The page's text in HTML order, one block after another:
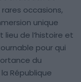
rares occasions,
unique
lieu de l’histoire et
pour qui
du
République